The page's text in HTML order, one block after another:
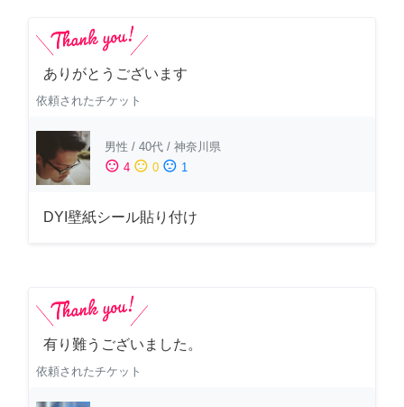
ありがとうございます
依頼されたチケット
男性 / 40代 / 神奈川県
sentiment_satisfied 4 sentiment_neutral 0 sentiment_dissatisfied 1
DYI壁紙シール貼り付け
有り難うございました。
依頼されたチケット